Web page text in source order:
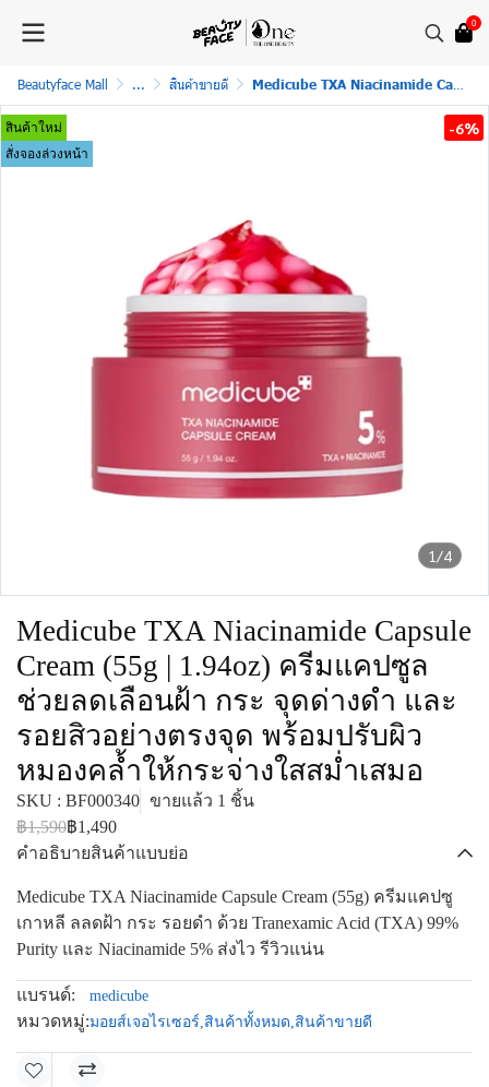
0
Beautyface Mall ... สินค้าขายดี Medicube TXA Niacinamide Capsule Cream (55g | 1.94oz) ครีมแคปซูล ช่วยลดเลือนฝ้า กระ จุดด่างดำ และรอยสิวอย่างตรงจุด พร้อมปรับผิวหมองคล้ำให้กระจ่างใสสม่ำเสมอ
1/4
สินค้าใหม่
สั่งจองล่วงหน้า
-6%
Medicube TXA Niacinamide Capsule
Cream (55g | 1.94oz) ครีมแคปซูล
ช่วยลดเลือนฝ้า กระ จุดด่างดำ และ
รอยสิวอย่างตรงจุด พร้อมปรับผิว
หมองคล้ำให้กระจ่างใสสม่ำเสมอ
SKU : BF000340 ขายแล้ว 1 ชิ้น
฿1,590฿1,490
คำอธิบายสินค้าแบบย่อ
Medicube TXA Niacinamide Capsule Cream (55g) ครีมแคปซู
เกาหลี ลลดฝ้า กระ รอยดำ ด้วย Tranexamic Acid (TXA) 99%
Purity และ Niacinamide 5% ส่งไว รีวิวแน่น
แบรนด์: medicube
หมวดหมู่:มอยส์เจอไรเซอร์,สินค้าทั้งหมด,สินค้าขายดี